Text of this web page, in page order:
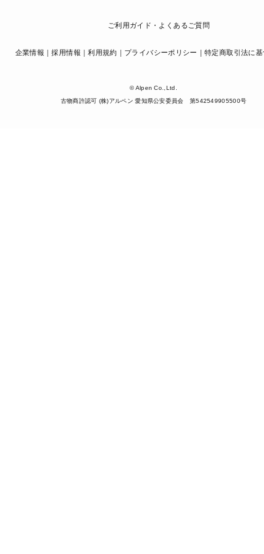
ご利用ガイド・よくあるご質問
企業情報 採用情報 利用規約 プライバシーポリシー 特定商取引法に
© Alpen Co.,Ltd.
古物商許認可 (株)アルペン 愛知県公安委員会 第542549905500号